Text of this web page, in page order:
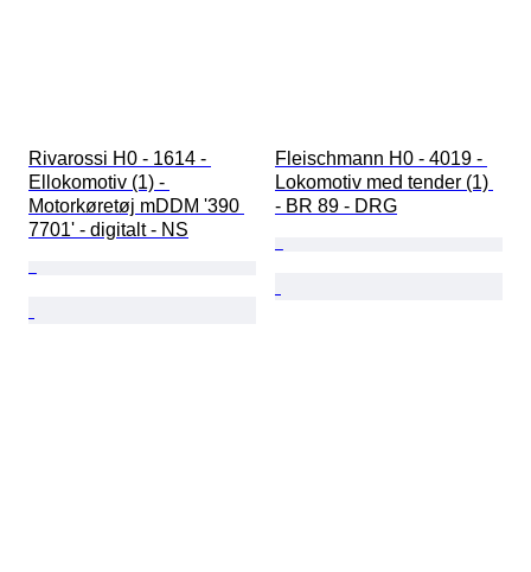
Rivarossi H0 - 1614 -
Ellokomotiv (1) -
Motorkøretøj mDDM '390
7701' - digitalt - NS
Fleischmann H0 - 4019 -
Lokomotiv med tender (1)
- BR 89 - DRG